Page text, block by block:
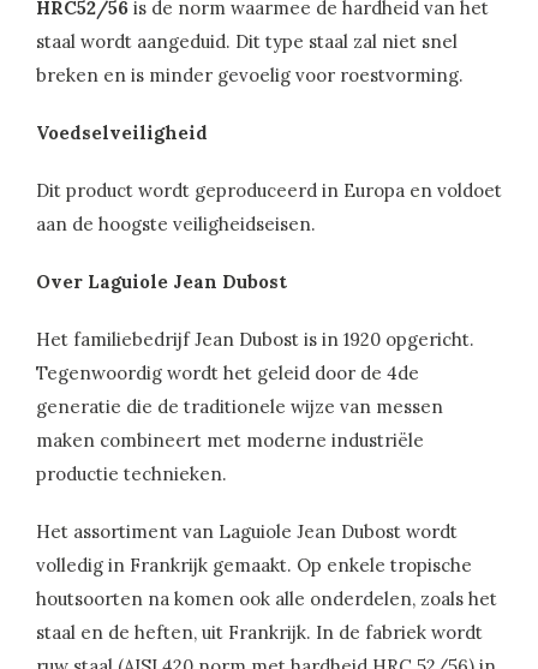
HRC52/56 is de norm waarmee de hardheid van het
staal wordt aangeduid. Dit type staal zal niet snel
breken en is minder gevoelig voor roestvorming.
Voedselveiligheid
Dit product wordt geproduceerd in Europa en voldoet
aan de hoogste veiligheidseisen.
Over Laguiole Jean Dubost
Het familiebedrijf Jean Dubost is in 1920 opgericht.
Tegenwoordig wordt het geleid door de 4de
generatie die de traditionele wijze van messen
maken combineert met moderne industriële
productie technieken.
Het assortiment van Laguiole Jean Dubost wordt
volledig in Frankrijk gemaakt. Op enkele tropische
houtsoorten na komen ook alle onderdelen, zoals het
staal en de heften, uit Frankrijk. In de fabriek wordt